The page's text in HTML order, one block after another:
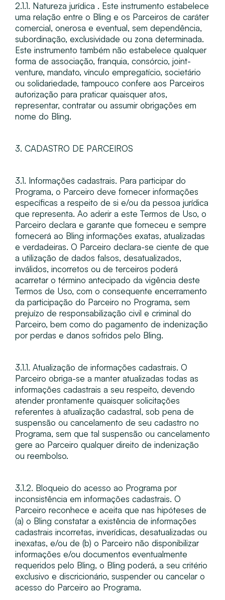
2.1.1. Natureza jurídica​ . Este instrumento estabelece
uma relação entre o Bling e os Parceiros de caráter
comercial, onerosa e eventual, sem dependência,
subordinação, exclusividade ou zona determinada.
Este instrumento também não estabelece qualquer
forma de associação, franquia, consórcio, joint-
venture, mandato, vínculo empregatício, societário
ou solidariedade, tampouco confere aos Parceiros
autorização para praticar quaisquer atos,
representar, contratar ou assumir obrigações em
nome do Bling.
3. CADASTRO DE PARCEIROS
3.1. Informações cadastrais​. Para participar do
Programa, o Parceiro deve fornecer informações
específicas a respeito de si e/ou da pessoa jurídica
que representa. Ao aderir a este Termos de Uso, o
Parceiro declara e garante que forneceu e sempre
fornecerá ao Bling informações exatas, atualizadas
e verdadeiras. O Parceiro declara-se ciente de que
a utilização de dados falsos, desatualizados,
inválidos, incorretos ou de terceiros poderá
acarretar o término antecipado da vigência deste
Termos de Uso, com o consequente encerramento
da participação do Parceiro no Programa, sem
prejuízo de responsabilização civil e criminal do
Parceiro, bem como do pagamento de indenização
por perdas e danos sofridos pelo Bling.
3.1.1. Atualização de informações cadastrais​. O
Parceiro obriga-se a manter atualizadas todas as
informações cadastrais a seu respeito, devendo
atender prontamente quaisquer solicitações
referentes à atualização cadastral, sob pena de
suspensão ou cancelamento de seu cadastro no
Programa, sem que tal suspensão ou cancelamento
gere ao Parceiro qualquer direito de indenização
ou reembolso.
3.1.2. Bloqueio do acesso ao Programa por
inconsistência em informações cadastrais​. O
Parceiro reconhece e aceita que nas hipóteses de ​
(a) o Bling constatar a existência de informações
cadastrais incorretas, inverídicas, desatualizadas ou
inexatas, e/ou de (b)​ o Parceiro não disponibilizar
informações e/ou documentos eventualmente
requeridos pelo Bling, o Bling poderá, a seu critério
exclusivo e discricionário, suspender ou cancelar o
acesso do Parceiro ao Programa.